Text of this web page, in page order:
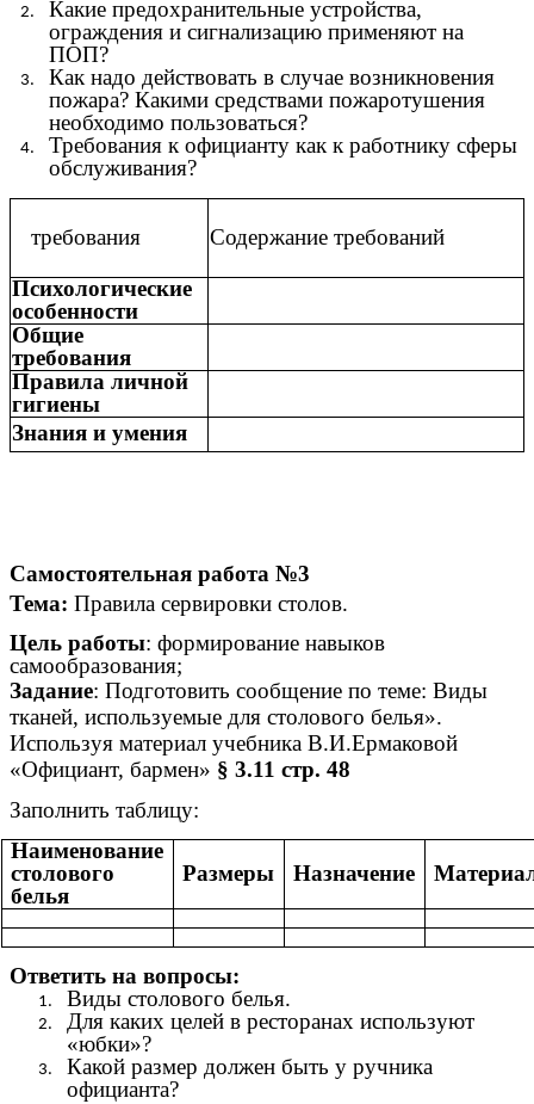
Какие предохранительные устройства,
ограждения и сигнализацию применяют на
ПОП?
Как надо действовать в случае возникновения
пожара? Какими средствами пожаротушения
необходимо пользоваться?
Требования к официанту как к работнику сферы
обслуживания?
требования Содержание требований
Психологические
особенности
Общие
требования
Правила личной
гигиены
Знания и умения
Самостоятельная работа №3
Тема: Правила сервировки столов.
Цель работы: формирование навыков
самообразования;
Задание: Подготовить сообщение по теме: Виды
тканей, используемые для столового белья».
Используя материал учебника В.И.Ермаковой
«Официант, бармен» § 3.11 стр. 48
Заполнить таблицу:
Наименование
столового
белья
Размеры Назначение
Ответить на вопросы:
Виды столового белья.
Для каких целей в ресторанах используют
«юбки»?
Какой размер должен быть у ручника
официанта?